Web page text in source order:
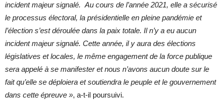
incident majeur signalé. Au cours de l’année 2021, elle a sécurisé
le processus électoral, la présidentielle en pleine pandémie et
l’élection s’est déroulée dans la paix totale. Il n’y a eu aucun
incident majeur signalé. Cette année, il y aura des élections
législatives et locales, le même engagement de la force publique
sera appelé à se manifester et nous n’avons aucun doute sur le
fait qu’elle se déploiera et soutiendra le peuple et le gouvernement
dans cette épreuve », a-t-il poursuivi.